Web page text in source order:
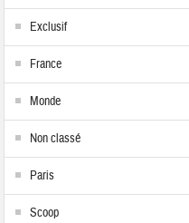
Exclusif
France
Monde
Non classé
Paris
Scoop